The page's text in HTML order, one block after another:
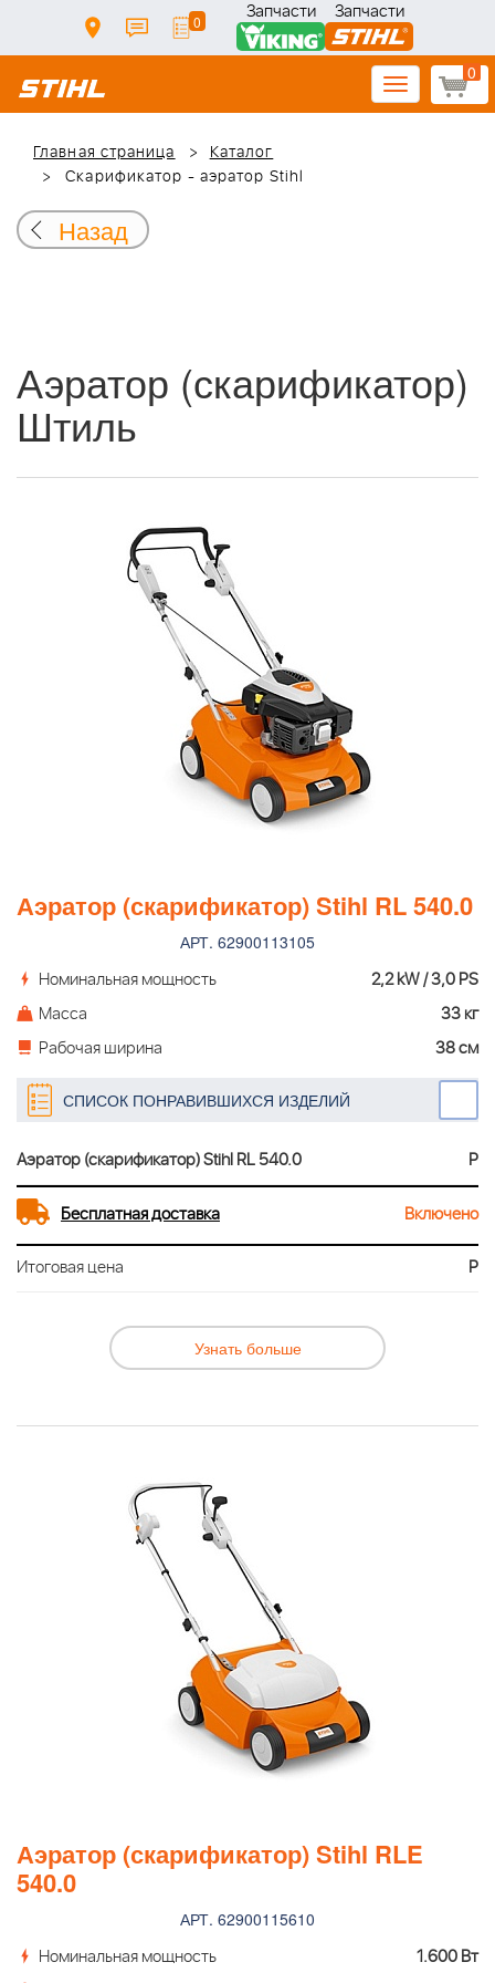
0 Запчасти Запчасти
0
Toggle
navigation
Главная страница
Каталог
Скарификатор - аэратор Stihl
Назад
Аэратор (скарификатор)
Штиль
Аэратор (скарификатор) Stihl RL 540.0
АРТ. 62900113105
Номинальная мощность
2,2 kW / 3,0 PS
Масса
33 кг
Рабочая ширина
38 см
СПИСОК ПОНРАВИВШИХСЯ ИЗДЕЛИЙ
Аэратор (скарификатор) Stihl RL 540.0 Р
Бесплатная доставка Включено
Итоговая цена Р
Узнать больше
Аэратор (скарификатор) Stihl RLE
540.0
АРТ. 62900115610
Номинальная мощность
1.600 Вт